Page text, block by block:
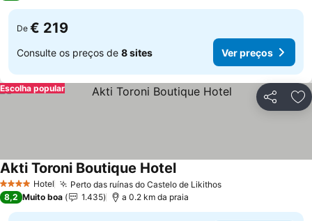
De € 219
Consulte os preços de 8 sites Ver preços
Partilhar
Escolha popular
4 EstrelasHotel Perto das ruínas do Castelo de Likithos
Akti Toroni Boutique Hotel
8,2 Muito boa 1.435 a 0.2 km da praia